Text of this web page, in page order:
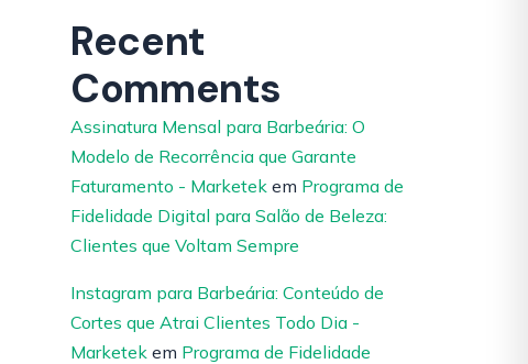
Recent
Comments
Assinatura Mensal para Barbeária: O
Modelo de Recorrência que Garante
Faturamento - Marketek em Programa de
Fidelidade Digital para Salão de Beleza:
Clientes que Voltam Sempre
Instagram para Barbeária: Conteúdo de
Cortes que Atrai Clientes Todo Dia -
Marketek em Programa de Fidelidade